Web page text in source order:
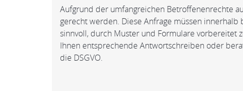
Aufgrund der umfangreichen Betroffenenrechte
gerecht werden. Diese Anfrage müssen
sinnvoll, durch Muster und Formulare vorbereitet
Ihnen entsprechende Antwortschreiben oder
die DSGVO.